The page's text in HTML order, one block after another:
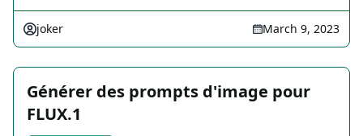
joker March 9, 2023
Générer des prompts d'image pour
FLUX.1